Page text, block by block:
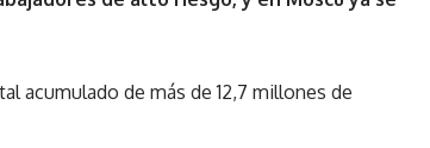
acumulado de más de 12,7 millones de